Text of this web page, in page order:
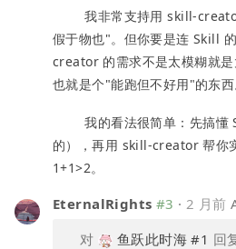
我非常支持用 skill-
假于物也"。但你要是连 Skill
creator 的需求不是太模糊就
也就是个"能跑但不好用"的东西
我的看法很简单：先搞懂
的），再用 skill-creator 帮你
1+1>2。
EternalRights #3 · 2 月前
对
鱼跃此时海 #1 回